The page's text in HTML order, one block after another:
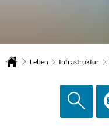
Leben Infrastruktur